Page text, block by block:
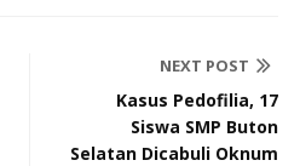
NEXT POST
Kasus Pedofilia, 17
Siswa SMP Buton
Selatan Dicabuli Oknum